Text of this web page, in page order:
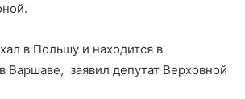
в Польшу и находится в
Варшаве, заявил депутат Верховной